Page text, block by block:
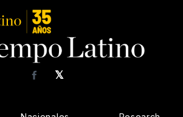
𝕏
Facebook